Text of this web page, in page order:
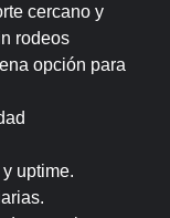
cercano y
rodeos
opción para
uptime.